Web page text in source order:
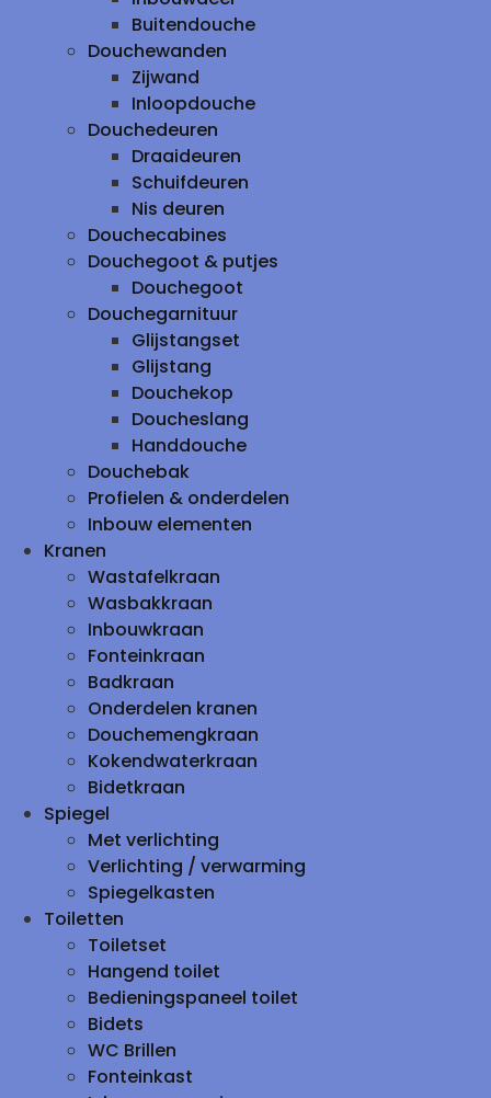
Buitendouche
Douchewanden
Zijwand
Inloopdouche
Douchedeuren
Draaideuren
Schuifdeuren
Nis deuren
Douchecabines
Douchegoot & putjes
Douchegoot
Douchegarnituur
Glijstangset
Glijstang
Douchekop
Doucheslang
Handdouche
Douchebak
Profielen & onderdelen
Inbouw elementen
Kranen
Wastafelkraan
Wasbakkraan
Inbouwkraan
Fonteinkraan
Badkraan
Onderdelen kranen
Douchemengkraan
Kokendwaterkraan
Bidetkraan
Spiegel
Met verlichting
Verlichting / verwarming
Spiegelkasten
Toiletten
Toiletset
Hangend toilet
Bedieningspaneel toilet
Bidets
WC Brillen
Fonteinkast